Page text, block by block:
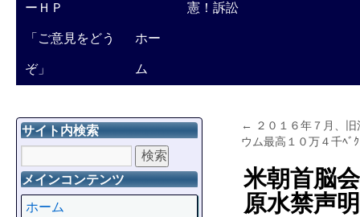
ーＨＰ 憲！訴訟
「ご意見をどう
ぞ」
ホー
ム
← ２０１６年７月、
ウム最高１０万４千ﾍﾞ
米朝首脳
原水禁声明
サイト内検索
メインコンテンツ
ホーム